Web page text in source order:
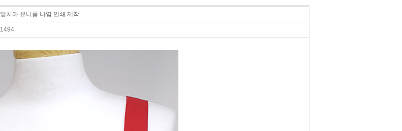
앞치마 유니폼 나염 인쇄 제작
1494